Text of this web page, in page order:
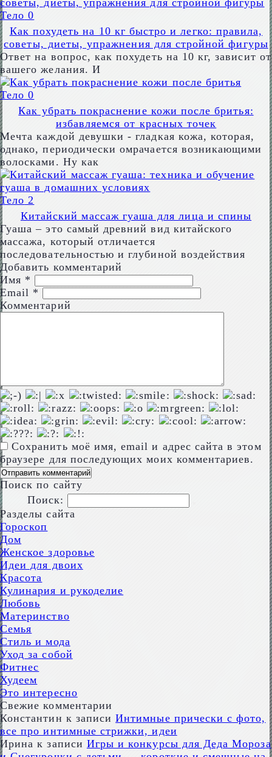
Тело 0
Как похудеть на 10 кг быстро и легко: правила,
советы, диеты, упражнения для стройной фигуры
Ответ на вопрос, как похудеть на 10 кг, зависит от
вашего желания. И
Тело 0
Как убрать покраснение кожи после бритья:
избавляемся от красных точек
Мечта каждой девушки - гладкая кожа, которая,
однако, периодически омрачается возникающими
волосками. Ну как
Тело 2
Китайский массаж гуаша для лица и спины
Гуаша – это самый древний вид китайского
массажа, который отличается
последовательностью и глубиной воздействия
Добавить комментарий
Имя *
Email *
Комментарий
Сохранить моё имя, email и адрес сайта в этом
браузере для последующих моих комментариев.
Поиск по сайту
Поиск:
Разделы сайта
Гороскоп
Дом
Женское здоровье
Идеи для двоих
Красота
Кулинария и рукоделие
Любовь
Материнство
Семья
Стиль и мода
Уход за собой
Фитнес
Худеем
Это интересно
Свежие комментарии
Константин к записиИнтимные прически с фото,
все про интимные стрижки, идеи
Ирина к записи Игры и конкурсы для Деда Мороза